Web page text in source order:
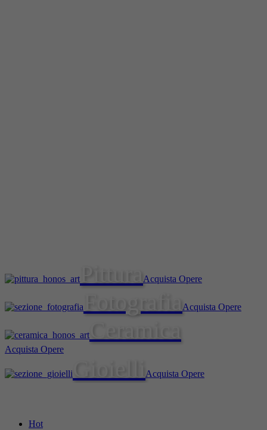
Acquista Opere
Acquista Opere
Acquista Opere
Acquista Opere
Hot